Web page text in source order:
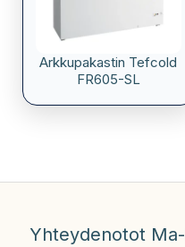
Arkkupakastin Tefcold
FR605-SL
Yhteydenotot